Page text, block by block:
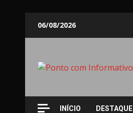
06/08/2026
INÍCIO DESTAQUE